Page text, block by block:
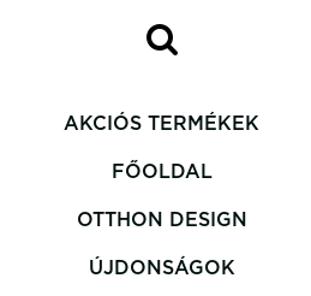
AKCIÓS TERMÉKEK
FŐOLDAL
OTTHON DESIGN
ÚJDONSÁGOK